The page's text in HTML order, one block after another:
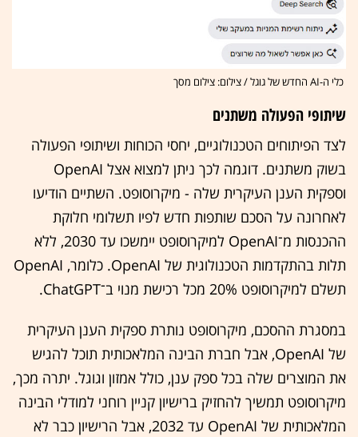
כלי ה-AI החדש של גוגל / צילום: צילום מסך
שיתופי הפעולה משתנים
לצד הפיתוחים הטכנולוגיים, יחסי הכוחות ושיתופי הפעולה
בשוק משתנים. דוגמה לכך ניתן למצוא אצל OpenAI
וספקית הענן העיקרית שלה - מיקרוסופט. השתיים הודיעו
לאחרונה על הסכם שותפות חדש לפיו תשלומי חלוקת
ההכנסות מ־OpenAI למיקרוסופט יימשכו עד 2030, ללא
תלות בהתקדמות הטכנולוגית של OpenAI. כלומר, OpenAI
תשלם למיקרוסופט 20% מכל רכישת מנוי ב־ChatGPT.
במסגרת ההסכם, מיקרוסופט נותרת ספקית הענן העיקרית
של OpenAI, אבל חברת הבינה המלאכותית תוכל להגיש
את המוצרים שלה בכל ספק ענן, כולל אמזון וגוגל. יתרה מכך,
מיקרוסופט תמשיך להחזיק ברישיון קניין רוחני למודלי הבינה
המלאכותית של OpenAI עד 2032, אבל הרישיון כבר לא